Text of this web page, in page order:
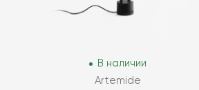
В наличии
Artemide